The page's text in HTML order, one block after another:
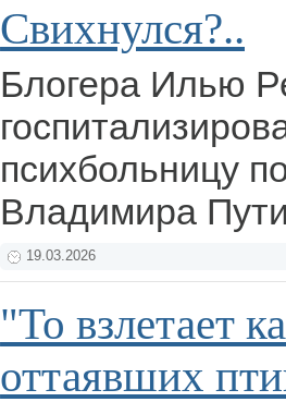
Свихнулся?..
Блогера Илью
психбольницу
Владимира
19.03.2026
"То взлетает
оттаявших